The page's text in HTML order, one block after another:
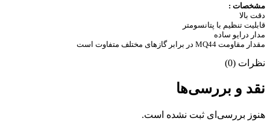
مشخصات :
دقت بالا
قابلیت تنظیم با پتانسومتر
مدار درایو ساده
مقدار مقاومت MQ44 در برابر گازهای مختلف متفاوت است
نظرات (0)
نقد و بررسی‌ها
هنوز بررسی‌ای ثبت نشده است.